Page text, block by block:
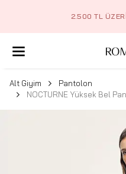
2.500 TL
Alt Giyim
Pantolon
NOCTURNE Yüksek Bel